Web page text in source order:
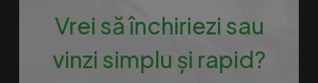
Vrei să închiriezi sau
vinzi simplu și rapid?